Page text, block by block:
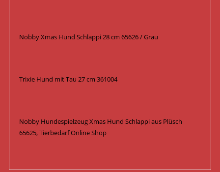
Nobby Xmas Hund Schlappi 28 cm 65626 / Grau
Trixie Hund mit Tau 27 cm 361004
Nobby Hundespielzeug Xmas Hund Schlappi aus Plüsch
65625, Tierbedarf Online Shop